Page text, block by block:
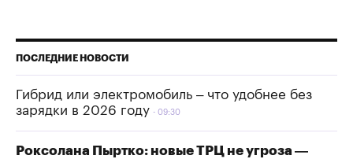
ПОСЛЕДНИЕ НОВОСТИ
Гибрид или электромобиль – что удобнее без
зарядки в 2026 году
09:30
Роксолана Пыртко: новые ТРЦ не угроза —